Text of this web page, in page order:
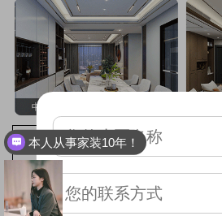
本人从事家装10年！